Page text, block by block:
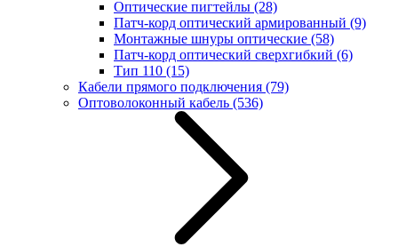
Оптические пигтейлы (28)
Патч-корд оптический армированный (9)
Монтажные шнуры оптические (58)
Патч-корд оптический сверхгибкий (6)
Тип 110 (15)
Кабели прямого подключения (79)
Оптоволоконный кабель (536)